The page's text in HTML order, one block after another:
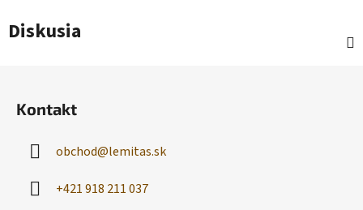
Diskusia
Kontakt
obchod@lemitas.sk
+421 918 211 037